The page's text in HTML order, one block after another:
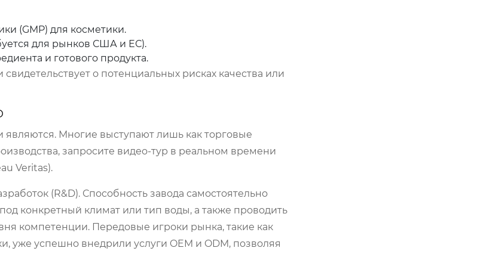
(GMP) для косметики.
для рынков США и ЕС).
и готового продукта.
о потенциальных рисках качества или
Многие выступают лишь как торговые
запросите видео-тур в реальном времени
Veritas).
(R&D). Способность завода самостоятельно
конкретный климат или тип воды, а также проводить
компетенции. Передовые игроки рынка, такие как
успешно внедрили услуги OEM и ODM, позволяя